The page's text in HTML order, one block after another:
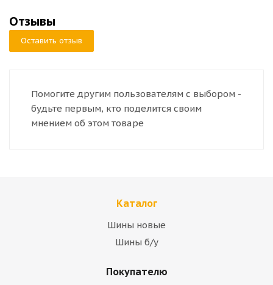
Отзывы
Оставить отзыв
Помогите другим пользователям с выбором -
будьте первым, кто поделится своим
мнением об этом товаре
Каталог
Шины новые
Шины б/у
Покупателю